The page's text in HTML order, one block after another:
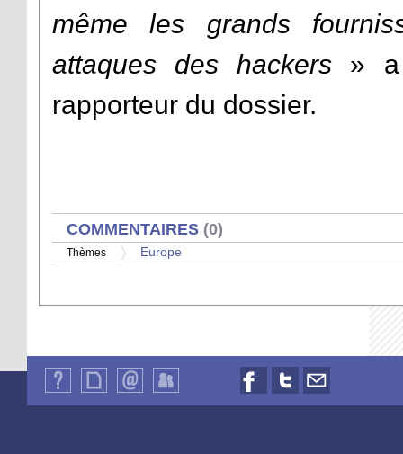
même les grands
attaques des hackers » a
rapporteur du dossier.
AFFICHER
COMMENTAIRES (0)
Thèmes Europe
sommes-
du